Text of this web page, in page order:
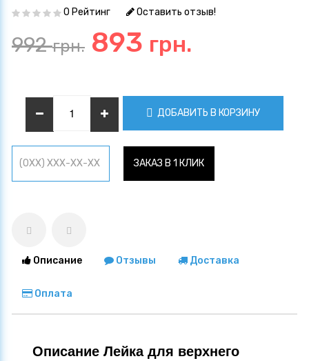
0 Рейтинг Оставить отзыв!
992грн. 893 грн.
ДОБАВИТЬ В КОРЗИНУ
ЗАКАЗ В 1 КЛИК
Описание Отзывы Доставка
Оплата
Описание Лейка для верхнего